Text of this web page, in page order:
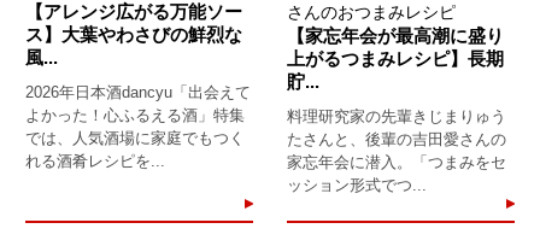
【アレンジ広がる万能ソー
ス】大葉やわさびの鮮烈な
風...
2026年日本酒dancyu「出会えて
よかった！心ふるえる酒」特集
では、人気酒場に家庭でもつく
れる酒肴レシピを...
さんのおつまみレシピ
【家忘年会が最高潮に盛り
上がるつまみレシピ】長期
貯...
料理研究家の先輩きじまりゅう
たさんと、後輩の吉田愛さんの
家忘年会に潜入。「つまみをセ
ッション形式でつ...